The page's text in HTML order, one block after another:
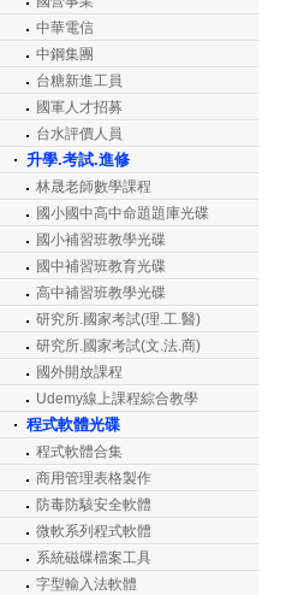
中華電信
中鋼集團
台糖新進工員
國軍人才招募
台水評價人員
升學.考試.進修
林晟老師數學課程
國小國中高中命題題庫光碟
國小補習班教學光碟
國中補習班教育光碟
高中補習班教學光碟
研究所.國家考試(理.工.醫)
研究所.國家考試(文.法.商)
國外開放課程
Udemy線上課程綜合教學
程式軟體光碟
程式軟體合集
商用管理表格製作
防毒防駭安全軟體
微軟系列程式軟體
系統磁碟檔案工具
字型輸入法軟體